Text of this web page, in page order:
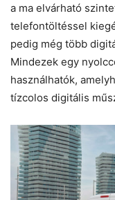
a ma elvárható
telefontöltéssel
pedig még több
Mindezek egy
használhatók,
tízcolos digitális